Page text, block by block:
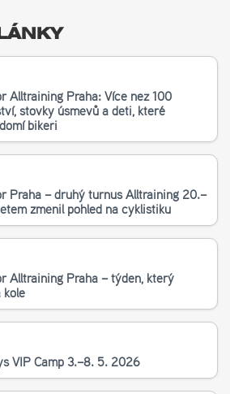
Alltraining Praha: Více než 100
stovky úsměvů a děti, které
bikeři
Praha – druhý turnus Alltraining 20.–
změnil pohled na cyklistiku
Alltraining Praha – týden, který
VIP Camp 3.–8. 5. 2026